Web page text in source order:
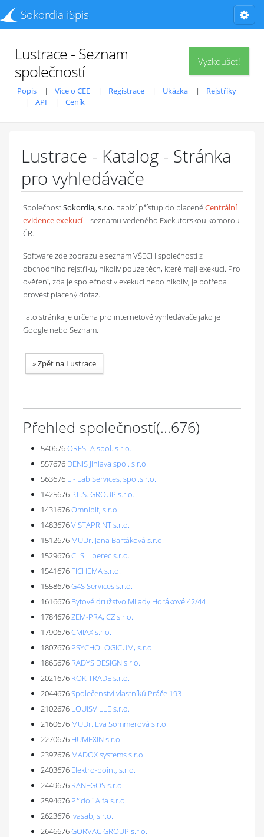
Sokordia iSpis
Vyzkoušet!
Lustrace - Seznam
společností
Popis Více o CEE Registrace Ukázka
Rejstříky
API
Ceník
Lustrace - Katalog - Stránka
pro vyhledávače
SpolečnostSokordia, s.r.o. nabízí přístup do placenéCentrální
evidence exekucí– seznamu vedeného Exekutorskou komorou
ČR.
Software zde zobrazuje seznam VŠECH společností z
obchodního rejstříku, nikoliv pouze těch, které mají exekuci. Pro
ověření, zda je společnost v exekuci nebo nikoliv, je potřeba
provést placený dotaz.
Tato stránka je určena pro internetové vyhledávače jako je
Google nebo Seznam.
»Zpět na Lustrace
Přehled společností(...676)
540676ORESTA spol. s r.o.
557676 DENIS Jihlava spol. s r.o.
563676 E - Lab Services, spol.s r.o.
1425676 P.L.S. GROUP s.r.o.
1431676Omnibit, s.r.o.
1483676VISTAPRINT s.r.o.
1512676 MUDr. Jana Bartáková s.r.o.
1529676CLS Liberec s.r.o.
1541676 FICHEMA s.r.o.
1558676G4S Services s.r.o.
1616676 Bytové družstvo Milady Horákové 42/44
1784676ZEM-PRA, CZ s.r.o.
1790676CMIAX s.r.o.
1807676 PSYCHOLOGICUM, s.r.o.
1865676 RADYS DESIGN s.r.o.
2021676 ROK TRADE s.r.o.
2044676Společenství vlastníků Práče 193
2102676 LOUISVILLE s.r.o.
2160676 MUDr. Eva Sommerová s.r.o.
2270676 HUMEXIN s.r.o.
2397676 MADOX systems s.r.o.
2403676 Elektro-point, s.r.o.
2449676 RANEGOS s.r.o.
2594676 Přídolí Alfa s.r.o.
2623676 Ivasab, s.r.o.
2646676GORVAC GROUP s.r.o.